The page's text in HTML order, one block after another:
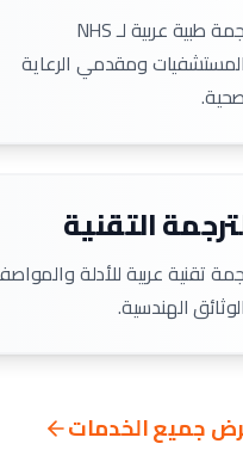
ترجمة طبية عربية لـ NHS
ومقدمي الرعاية
التقنية
تقنية عربية للأدلة
الهندسية.
جميع الخدمات